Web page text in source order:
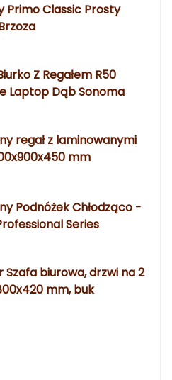
Primo Classic Prosty
Z Regałem R50
Laptop Dąb Sonoma
regał z laminowanymi
mm
Podnóżek Chłodząco -
Series
Szafa biurowa, drzwi na 2
mm, buk